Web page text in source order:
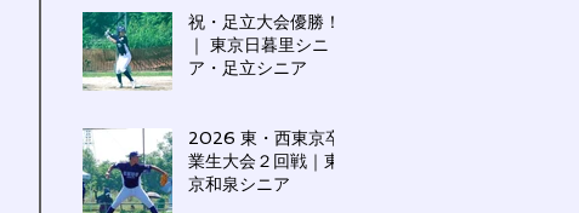
祝・足立大会優勝！
｜ 東京日暮里シニ
ア・足立シニア
2026 東・西東京卒
業生大会２回戦｜東
京和泉シニア